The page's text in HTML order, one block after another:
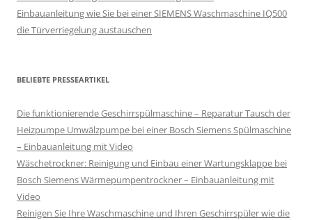
Einbauanleitung wie Sie bei einer SIEMENS Waschmaschine IQ500
die Türverriegelung austauschen
BELIEBTE PRESSEARTIKEL
Die funktionierende Geschirrspülmaschine – Reparatur Tausch der
Heizpumpe Umwälzpumpe bei einer Bosch Siemens Spülmaschine
– Einbauanleitung mit Video
Wäschetrockner: Reinigung und Einbau einer Wartungsklappe bei
Bosch Siemens Wärmepumpentrockner – Einbauanleitung mit
Video
Reinigen Sie Ihre Waschmaschine und Ihren Geschirrspüler wie die